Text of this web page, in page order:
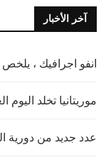
آخر الأخبار
انفو اجرافيك ،
موريتانيا تخلد
عدد جديد من دورية